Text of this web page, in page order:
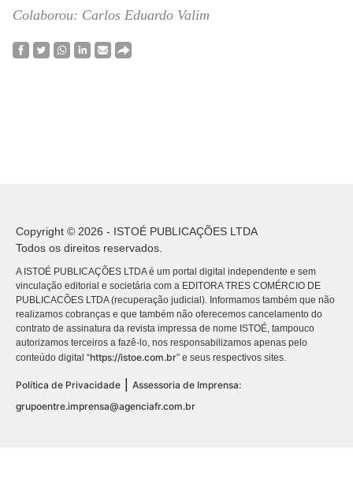
Colaborou: Carlos Eduardo Valim
Copyright © 2026 - ISTOÉ PUBLICAÇÕES LTDA
Todos os direitos reservados.
A ISTOÉ PUBLICAÇÕES LTDA é um portal digital independente e sem
vinculação editorial e societária com a EDITORA TRES COMÉRCIO DE
PUBLICACÕES LTDA (recuperação judicial). Informamos também que não
realizamos cobranças e que também não oferecemos cancelamento do
contrato de assinatura da revista impressa de nome ISTOÉ, tampouco
autorizamos terceiros a fazê-lo, nos responsabilizamos apenas pelo
conteúdo digital “https://istoe.com.br” e seus respectivos sites.
Política de Privacidade
Assessoria de Imprensa:
grupoentre.imprensa@agenciafr.com.br